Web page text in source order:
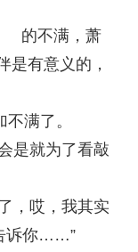
的不满，萧
是有意义的，
满了。
是就为了看敲
，哎，我其实
诉你……”